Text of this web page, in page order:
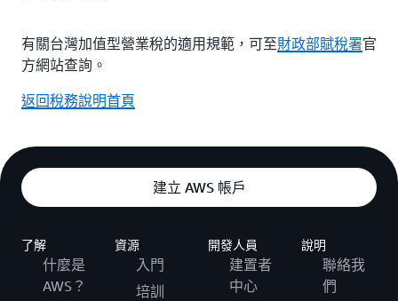
有關台灣加值型營業稅的適用規範，可至財政部賦稅署官
方網站查詢。
返回稅務說明首頁
建立 AWS 帳戶
了解
什麼是
AWS？
資源
入門
培訓
開發人員
建置者
中心
說明
聯絡我
們